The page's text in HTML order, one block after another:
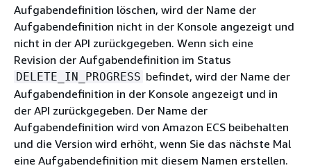
Aufgabendefinition löschen, wird der Name der
Aufgabendefinition nicht in der Konsole angezeigt und
nicht in der API zurückgegeben. Wenn sich eine
Revision der Aufgabendefinition im Status
DELETE_IN_PROGRESS befindet, wird der Name der
Aufgabendefinition in der Konsole angezeigt und in
der API zurückgegeben. Der Name der
Aufgabendefinition wird von Amazon ECS beibehalten
und die Version wird erhöht, wenn Sie das nächste Mal
eine Aufgabendefinition mit diesem Namen erstellen.